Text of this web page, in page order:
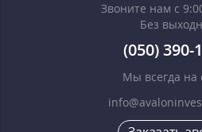
Звоните нам с
Без
(050) 390-
Мы всегда на